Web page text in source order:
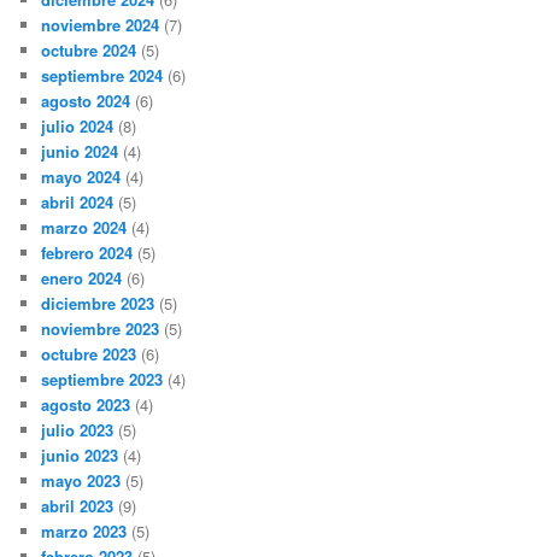
noviembre 2024 (7)
octubre 2024 (5)
septiembre 2024 (6)
agosto 2024 (6)
julio 2024 (8)
junio 2024 (4)
mayo 2024 (4)
abril 2024 (5)
marzo 2024 (4)
febrero 2024 (5)
enero 2024 (6)
diciembre 2023 (5)
noviembre 2023 (5)
octubre 2023 (6)
septiembre 2023 (4)
agosto 2023 (4)
julio 2023 (5)
junio 2023 (4)
mayo 2023 (5)
abril 2023 (9)
marzo 2023 (5)